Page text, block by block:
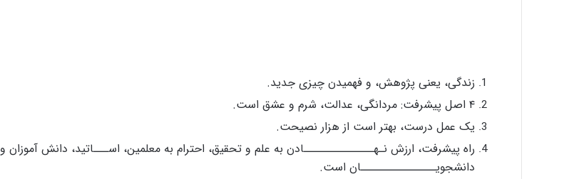
زندگی، یعنی پژوهش، و فهمیدن چیزی جدید.
۴ اصل پیشرفت: مردانگی، عدالت، شرم و عشق است.
یک عمل درست، بهتر است از هزار نصیحت.
راه پیشرفت، ارزش نـهــــــــــــــادن به علم و تحقیق، احترام به معلمین، اســـاتید، دانش آموزان و
دانشجویـــــــــــــــان است.